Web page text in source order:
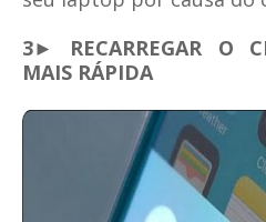
3► RECARREGAR O
MAIS RÁPIDA